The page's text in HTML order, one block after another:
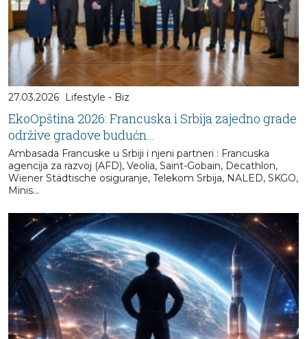
27.03.2026 Lifestyle - Biz
EkoOpština 2026: Francuska i Srbija zajedno grade
održive gradove budućn...
Ambasada Francuske u Srbiji i njeni partneri : Francuska
agencija za razvoj (AFD), Veolia, Saint-Gobain, Decathlon,
Wiener Städtische osiguranje, Telekom Srbija, NALED, SKGO,
Minis...